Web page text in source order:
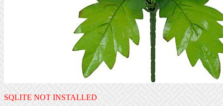
SQLITE NOT INSTALLED